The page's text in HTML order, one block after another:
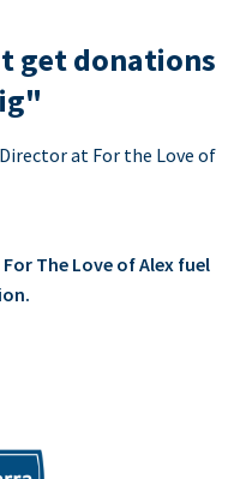
get donations
at For the Love of
The Love of Alex fuel